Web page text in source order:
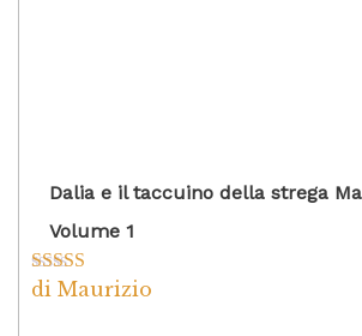
Dalia e il taccuino della strega
Volume 1
Valutato4
di Maurizio